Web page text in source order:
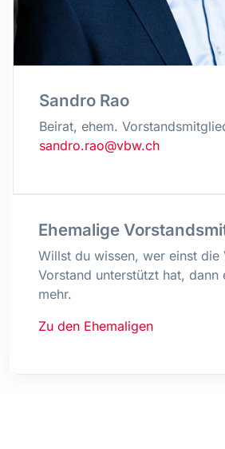
Sandro Rao
Beirat, ehem.
sandro.rao@vbw.ch
Ehemalige
Willst du wissen, wer einst die
Vorstand unterstützt hat, dann
mehr.
Zu den Ehemaligen